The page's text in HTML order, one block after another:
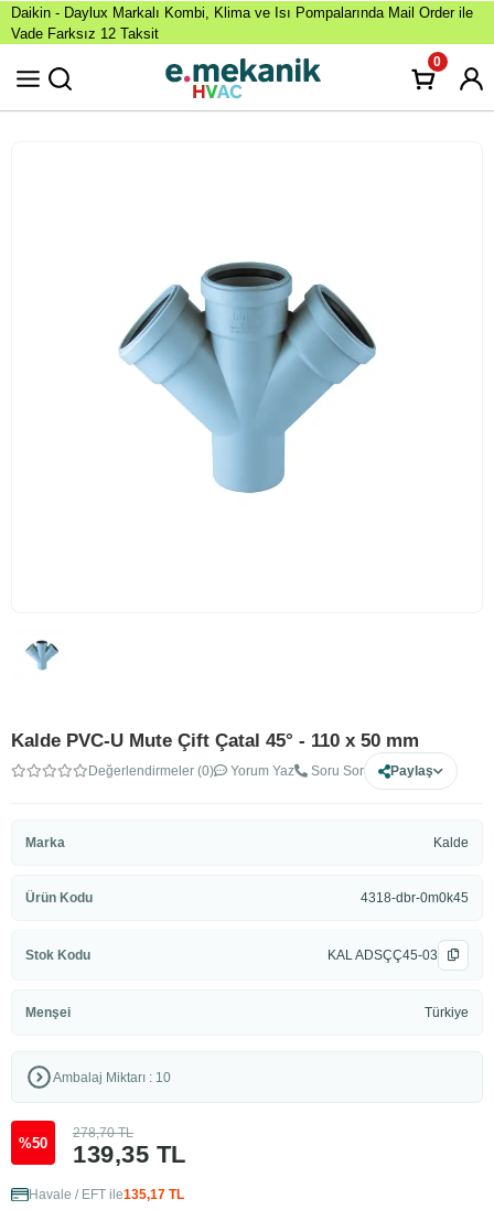
Daikin - Daylux Markalı Kombi, Klima ve Isı Pompalarında Mail Order ile
Vade Farksız 12 Taksit
0
Kalde PVC-U Mute Çift Çatal 45° - 110 x 50 mm
Değerlendirmeler (0) Yorum Yaz Soru Sor Paylaş
Marka Kalde
Ürün Kodu 4318-dbr-0m0k45
Stok Kodu KAL ADSÇÇ45-03
Menşei Türkiye
Ambalaj Miktarı : 10
%50 139,35 TL
278,70 TL
Havale / EFT ile135,17 TL